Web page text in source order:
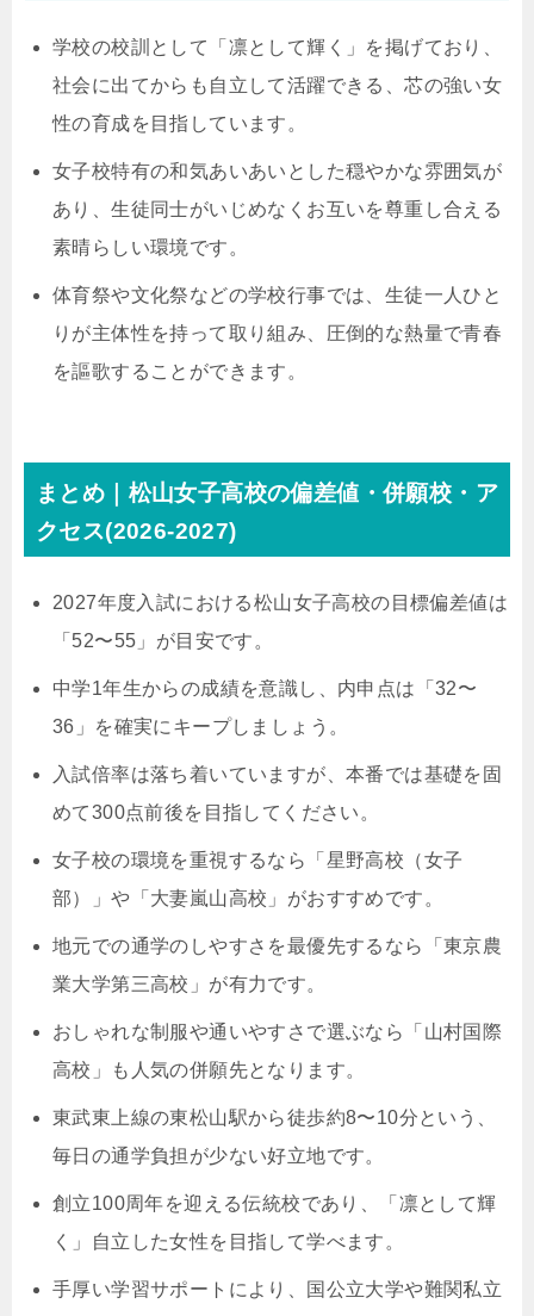
学校の校訓として「凛として輝く」を掲げており、
社会に出てからも自立して活躍できる、芯の強い女
性の育成を目指しています。
女子校特有の和気あいあいとした穏やかな雰囲気が
あり、生徒同士がいじめなくお互いを尊重し合える
素晴らしい環境です。
体育祭や文化祭などの学校行事では、生徒一人ひと
りが主体性を持って取り組み、圧倒的な熱量で青春
を謳歌することができます。
まとめ｜松山女子高校の偏差値・併願校・ア
クセス(2026-2027)
2027年度入試における松山女子高校の目標偏差値は
「52〜55」が目安です。
中学1年生からの成績を意識し、内申点は「32〜
36」を確実にキープしましょう。
入試倍率は落ち着いていますが、本番では基礎を固
めて300点前後を目指してください。
女子校の環境を重視するなら「星野高校（女子
部）」や「大妻嵐山高校」がおすすめです。
地元での通学のしやすさを最優先するなら「東京農
業大学第三高校」が有力です。
おしゃれな制服や通いやすさで選ぶなら「山村国際
高校」も人気の併願先となります。
東武東上線の東松山駅から徒歩約8〜10分という、
毎日の通学負担が少ない好立地です。
創立100周年を迎える伝統校であり、「凛として輝
く」自立した女性を目指して学べます。
手厚い学習サポートにより、国公立大学や難関私立